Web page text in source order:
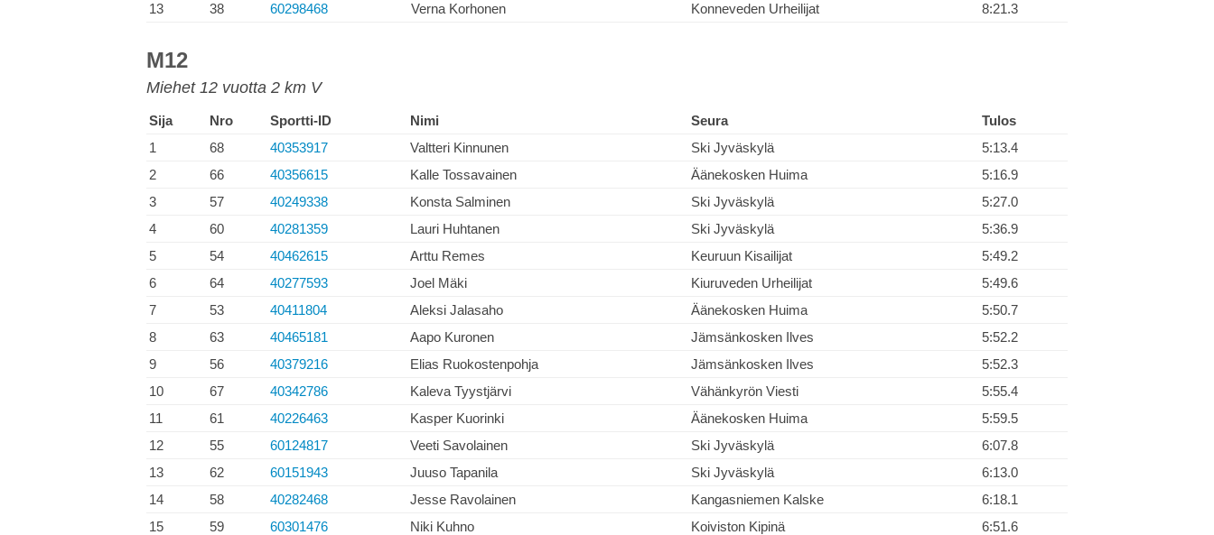
13
38 60298468 Verna Korhonen Konneveden Urheilijat 8:21.3
M12
Miehet 12 vuotta 2 km V
Sija Nro Sportti-ID Nimi Seura
Tulos
1
68 40353917 Valtteri Kinnunen Ski Jyväskylä
5:13.4
2
66 40356615 Kalle Tossavainen Äänekosken Huima
5:16.9
3
57 40249338 Konsta Salminen Ski Jyväskylä
5:27.0
4
60 40281359 Lauri Huhtanen Ski Jyväskylä
5:36.9
5
54 40462615 Arttu Remes Keuruun Kisailijat
5:49.2
6
64 40277593 Joel Mäki Kiuruveden Urheilijat
5:49.6
7
53 40411804 Aleksi Jalasaho Äänekosken Huima
5:50.7
8
63 40465181 Aapo Kuronen Jämsänkosken Ilves
5:52.2
9
56 40379216 Elias Ruokostenpohja Jämsänkosken Ilves
5:52.3
10
67 40342786 Kaleva Tyystjärvi Vähänkyrön Viesti
5:55.4
11
61 40226463 Kasper Kuorinki Äänekosken Huima
5:59.5
12
55 60124817 Veeti Savolainen Ski Jyväskylä
6:07.8
13
62 60151943 Juuso Tapanila Ski Jyväskylä
6:13.0
14
58 40282468 Jesse Ravolainen Kangasniemen Kalske
6:18.1
15
59 60301476 Niki Kuhno Koiviston Kipinä
6:51.6